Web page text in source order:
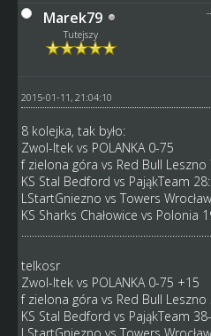
Marek79
Tutejszy
2015-01-11, 21:04:10
8 kolejka, tak było:
Zwol-Itek vs POLANKA 0-75
f zielona góra vs Red Bull Leszno
KS Stal Bedford vs PająkTeam
LStartGniezno vs Towers
KS Sharks Chałowice vs Polonia
telkosr
Zwol-Itek vs POLANKA 0-75 +15
f zielona góra vs Red Bull Leszno
KS Stal Bedford vs PająkTeam
LStartGniezno vs Towers